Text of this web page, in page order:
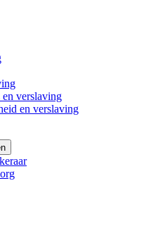
verslaving
en verslaving